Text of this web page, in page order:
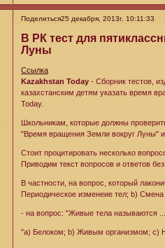
Поделиться25 декабря, 2013г. 10:11:33
В РК тест для
Луны
Ссылка
Kazakhstan Today - Сборник тестов,
казахстанским детям указать время
Today.
Школьникам, которые должны
"Время вращения Земли вокруг Луны"
Стоит процитировать несколько
Приводим текст вопросов и ответов
В частности, на вопрос, который
Периодическое изменеие тел; b)
- на вопрос: "Живые тела называются
"a) Белоком; b) Живым организмом; с)